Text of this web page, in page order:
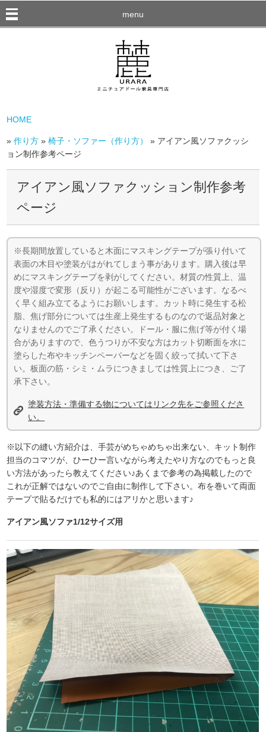
menu
HOME
»作り方 »椅子・ソファー（作り方）
» アイアン風ソファクッシ
ョン制作参考ページ
アイアン風ソファクッション制作参考
ページ
※長期間放置していると木面にマスキングテープが張り付いて
表面の木目や塗装がはがれてしまう事があります。購入後は早
めにマスキングテープを剥がしてください。材質の性質上、温
度や湿度で変形（反り）が起こる可能性がございます。なるべ
く早く組み立てるようにお願いします。カット時に発生する松
脂、焦げ部分については生産上発生するものなので返品対象と
なりませんのでご了承ください。ドール・服に焦げ等が付く場
合がありますので、色うつりが不安な方はカット切断面を水に
塗らした布やキッチンペーパーなどを固く絞って拭いて下さ
い。板面の筋・シミ・ムラにつきましては性質上につき、ご了
承下さい。
塗装方法・準備する物についてはリンク先をご参照くださ
い。
※以下の縫い方紹介は、手芸がめちゃめちゃ出来ない、キット制作
担当のコマツが、ひーひー言いながら考えたやり方なのでもっと良
い方法があったら教えてください♪あくまで参考の為掲載したので
これが正解ではないのでご自由に制作して下さい。布を巻いて両面
テープで貼るだけでも私的にはアリかと思います♪
アイアン風ソファ1/12サイズ用